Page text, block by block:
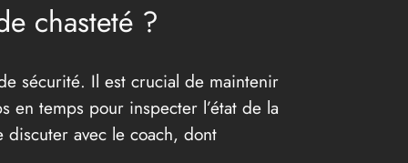
chasteté ?
sécurité. Il est crucial de maintenir
temps pour inspecter l’état de la
avec le coach, dont